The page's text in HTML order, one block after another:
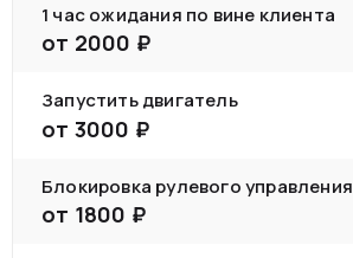
1 час ожидания по вине клиента
от 2000 ₽
Запустить двигатель
от 3000 ₽
Блокировка рулевого управления
от 1800 ₽